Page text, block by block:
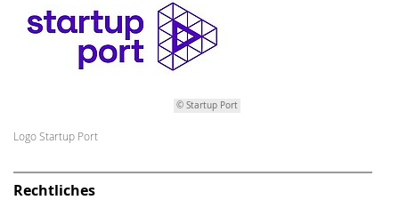
© Startup Port
Logo Startup Port
Rechtliches